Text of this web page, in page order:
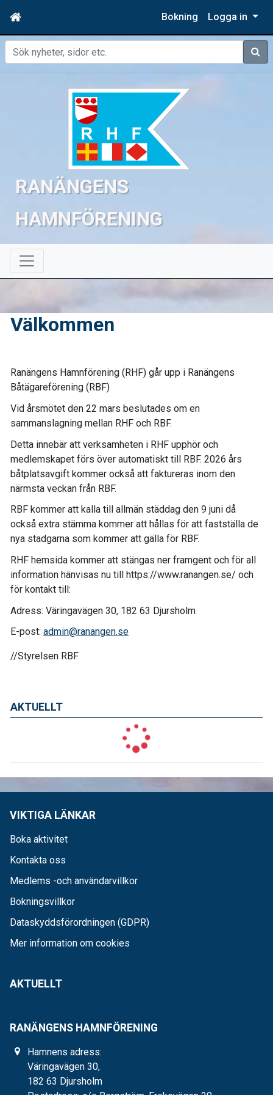
Bokning Logga in
Sök
RANÄNGENS
HAMNFÖRENING
AKTUELLT
Välkommen
Ranängens Hamnförening (RHF) går upp i Ranängens
Båtägareförening (RBF)
Vid årsmötet den 22 mars beslutades om en
sammanslagning mellan RHF och RBF.
Detta innebär att verksamheten i RHF upphör och
medlemskapet förs över automatiskt till RBF. 2026 års
båtplatsavgift kommer också att faktureras inom den
närmsta veckan från RBF.
RBF kommer att kalla till allmän städdag den 9 juni då
också extra stämma kommer att hållas för att fastställa de
nya stadgarna som kommer att gälla för RBF.
RHF hemsida kommer att stängas ner framgent och för all
information hänvisas nu till https://www.ranangen.se/ och
för kontakt till:
Adress: Väringavägen 30, 182 63 Djursholm
E-post: admin@ranangen.se
//Styrelsen RBF
VIKTIGA LÄNKAR
Boka aktivitet
Kontakta oss
Medlems -och användarvillkor
Bokningsvillkor
Dataskyddsförordningen (GDPR)
Mer information om cookies
AKTUELLT
RANÄNGENS HAMNFÖRENING
Hamnens adress:
Väringavägen 30,
182 63 Djursholm